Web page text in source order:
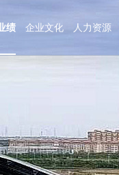
绩 企业文化 人力资源